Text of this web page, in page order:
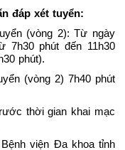
đáp xét tuyển:
(vòng 2): Từ ngày
7h30 phút đến 11h30
phút).
(vòng 2) 7h40 phút
thời gian khai mạc
viện Đa khoa tỉnh